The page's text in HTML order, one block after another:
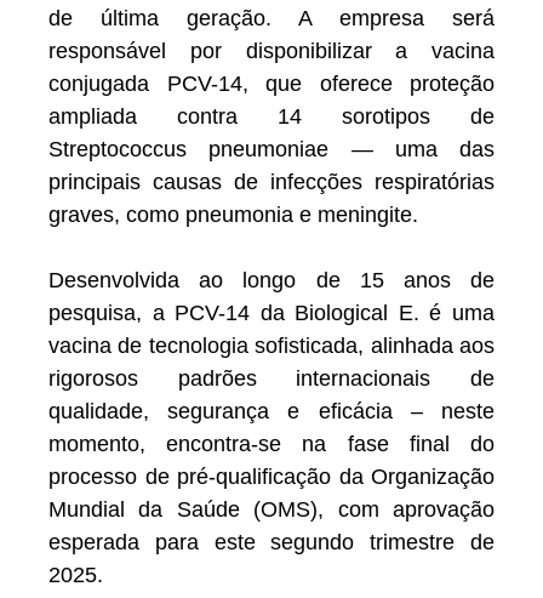
de última geração. A empresa será
responsável por disponibilizar a vacina
conjugada PCV-14, que oferece proteção
ampliada contra 14 sorotipos de
Streptococcus pneumoniae — uma das
principais causas de infecções respiratórias
graves, como pneumonia e meningite.
Desenvolvida ao longo de 15 anos de
pesquisa, a PCV-14 da Biological E. é uma
vacina de tecnologia sofisticada, alinhada aos
rigorosos padrões internacionais de
qualidade, segurança e eficácia – neste
momento, encontra-se na fase final do
processo de pré-qualificação da Organização
Mundial da Saúde (OMS), com aprovação
esperada para este segundo trimestre de
2025.